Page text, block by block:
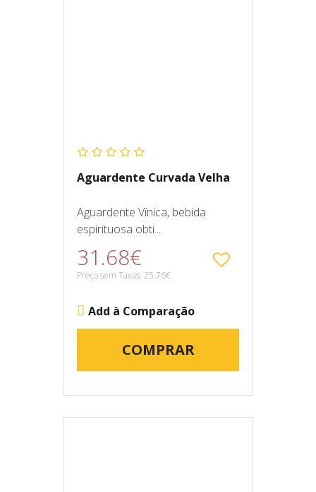
Aguardente Curvada Velha
Aguardente Vínica, bebida
espirituosa obti...
31.68€
Preço sem Taxas: 25.76€
Add à Comparação
COMPRAR